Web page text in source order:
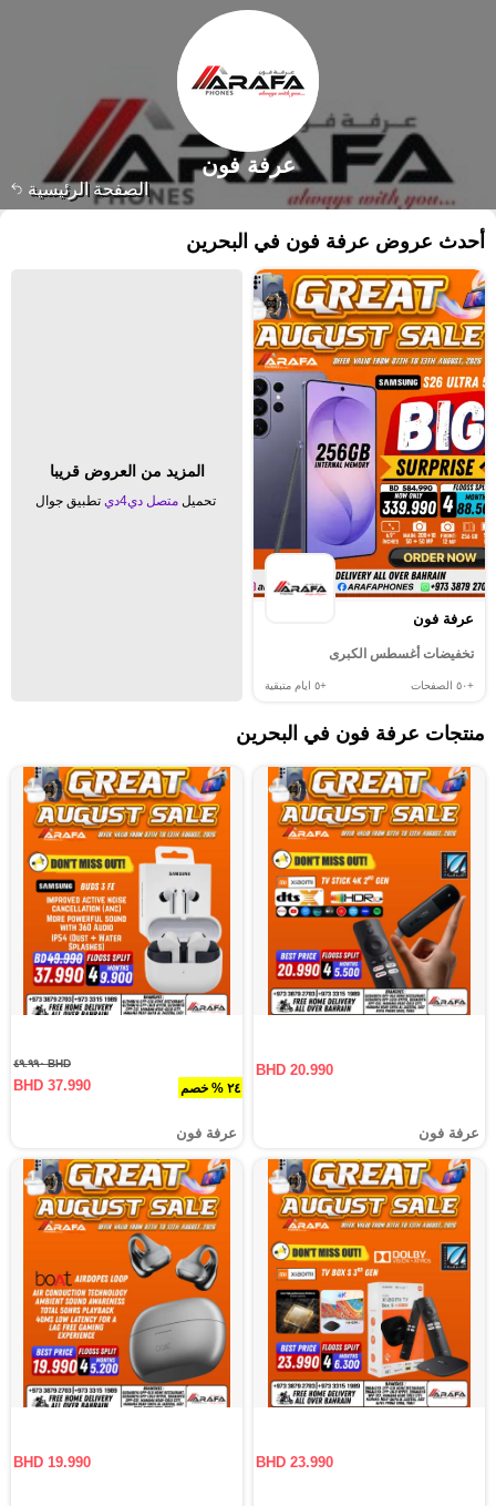
الصفحة الرئيسية
عرفة فون
أحدث عروض عرفة فون في البحرين
عرفة فون
تخفيضات أغسطس الكبرى
+٥٠ الصفحات +٥ ايام متبقية
المزيد من العروض قريبا
تحميل متصل دي4دي تطبيق جوال
منتجات عرفة فون في البحرين
BHD 20.990
عرفة فون
٢٤ % خصم
BHD ٤٩.٩٩٠
BHD 37.990
عرفة فون
BHD 23.990
BHD 19.990